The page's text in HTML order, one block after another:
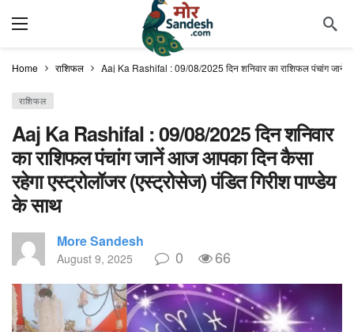
Home राशिफल Aaj Ka Rashifal : 09/08/2025 दिन शनिवार का राशिफल पंचांग जानें
राशिफल
Aaj Ka Rashifal : 09/08/2025 दिन शनिवार
का राशिफल पंचांग जानें आज आपका दिन कैसा
रहेगा एस्ट्रोलॉजर (एस्ट्रोसेज) पंडित गिरीश पाण्डेय
के साथ
More Sandesh
August 9, 2025 0 66